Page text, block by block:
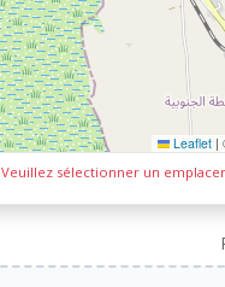
Leaflet |
Veuillez sélectionner un